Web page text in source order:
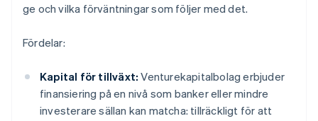
ge och vilka förväntningar som följer med det.
Fördelar:
Kapital för tillväxt: Venturekapitalbolag erbjuder
finansiering på en nivå som banker eller mindre
investerare sällan kan matcha: tillräckligt för att